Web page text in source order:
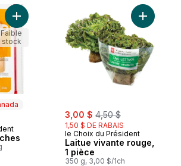
Ajouter Gouda en tranches au panier
Faible
stock
sale:
3,00 $ , formerly:
4,50 $
1,50 $ DE RABAIS
le Choix du Président
Laitue vivante rouge,
1 pièce
350 g, 3,00 $/1ch
Ajouter